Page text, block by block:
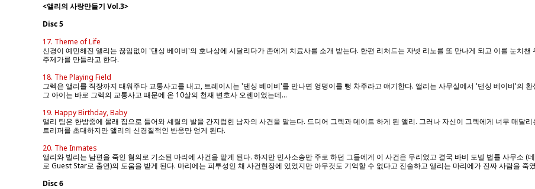
<앨리의 사랑만들기 Vol.3>
Disc 5
17. Theme of Life
신경이 예민해진 앨리는 끊임없이 '댄싱 베이비'의 호나상에 시달리다가 존에게 치료사를 소개 받는다. 한편 리처드는 자넷 리노를 또 만나게 되고 이를 눈치
주제가를 만들라고 한다.
18. The Playing Field
그렉은 앨리를 직장까지 태워주다 교통사고를 내고, 트레이시는 '댄싱 베이비'를 만나면 엉덩이를 뻥 차주라고 얘기한다. 앨리는 사무실에서 '댄싱 베이비'의
그 아이는 바로 그렉의 교통사고 때문에 온 10살의 천재 변호사 오렌이었는데...
19. Happy Birthday, Baby
앨리 팀은 한밤중에 몰래 집으로 들어와 셰릴의 발을 간지럽힌 남자의 사건을 맡는다. 드디어 그렉과 데이트 하게 된 앨리. 그러나 자신이 그렉에게 너무 매달
트리퍼를 초대하지만 앨리의 신경질적인 반응만 얻게 된다.
20. The Inmates
앨리와 빌리는 남편을 죽인 혐의로 기소된 마리에 사건을 맡게 된다. 하지만 민사소송만 주로 하던 그들에게 이 사건은 무리였고 결국 바비 도넬 법률 사무소 (
로 Guest Star로 출연)의 도움을 받게 된다. 마리에는 피투성인 채 사건현장에 있었지만 아무것도 기억할 수 없다고 진술하고 앨리는 마리에가 진짜 사람을 죽
Disc 6